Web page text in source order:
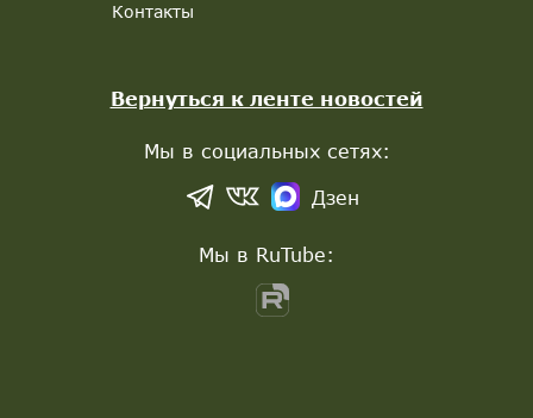
Контакты
Вернуться к ленте новостей
Мы в социальных сетях:
Дзен
Мы в RuTube: